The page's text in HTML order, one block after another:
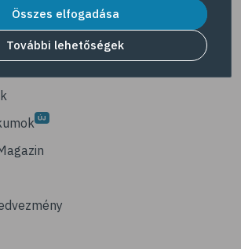
Gyógyszertár kereső oldalon
Összes elfogadása
További lehetőségek